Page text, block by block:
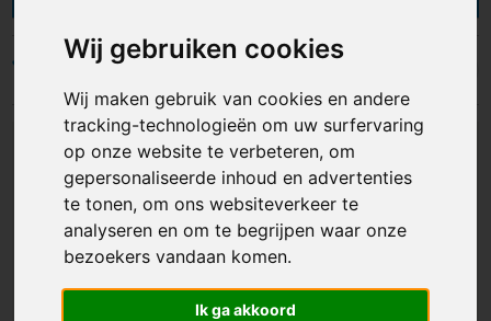
Wij gebruiken cookies
Wij maken gebruik van cookies en andere
tracking-technologieën om uw surfervaring
op onze website te verbeteren, om
gepersonaliseerde inhoud en advertenties
te tonen, om ons websiteverkeer te
analyseren en om te begrijpen waar onze
bezoekers vandaan komen.
Ik ga akkoord
hardcups? Kies een kleur die past bij jouw
branding en laat de drinkbekers bedrukken met
jouw logo, naam of afbeelding. Of je ze nu inzet
als promotiemateriaal, als relatiegeschenk of
gebruikt in de horeca en op festivals, een
bedrukte drinkbeker lest de dorst en brengt
jouw reclame in beeld bij iedere slok!